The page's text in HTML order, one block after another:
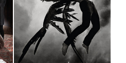
SZEPTEM
BECCA FITZPATRICK
POCKET